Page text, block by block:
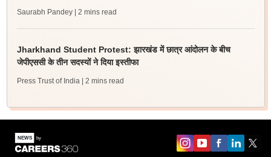
Saurabh Pandey | 2 mins read
Jharkhand Student Protest: झारखंड में छात्र आंदोलन के बीच
जेपीएससी के तीन सदस्यों ने दिया इस्तीफा
Press Trust of India | 2 mins read